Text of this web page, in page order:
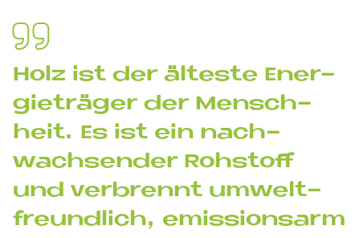
Holz ist der äl­teste En­er­
gie­trä­ger der Mensch­
heit. Es ist ein nach­
wach­sen­der Roh­stoff
und ver­bren­nt um­welt­
freund­lich, emis­si­ons­arm